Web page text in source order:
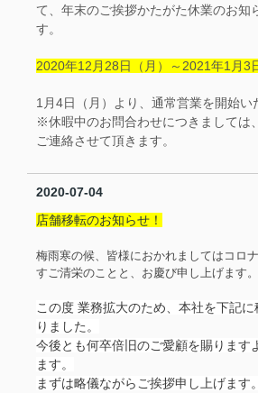
て、年末のご挨拶かたがた休業のお知
す。
2020年12月28日（月）～2021年1月3
1月4日（月）より、通常営業を開始い
※休暇中のお問合わせにつきましては
ご連絡させて頂きます。
2020-07-04
店舗移転のお知らせ！
梅雨寒の候、皆様におかれましてはコロ
すご清栄のことと、お慶び申し上げます。
この度 業務拡大のため、本社を下記
りました。
今後とも何卒倍旧のご愛顧を賜ります
ます。
まずは略儀ながらご挨拶申し上げま